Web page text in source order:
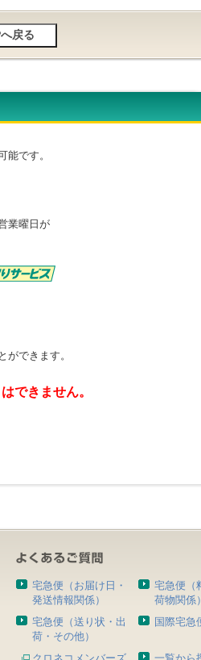
です。
業曜日が
ができます。
できません。
宅急便（お届け日・
発送情報関係）
宅急便（
荷物関係）
宅急便（送り状・出
荷・その他）
国際宅急